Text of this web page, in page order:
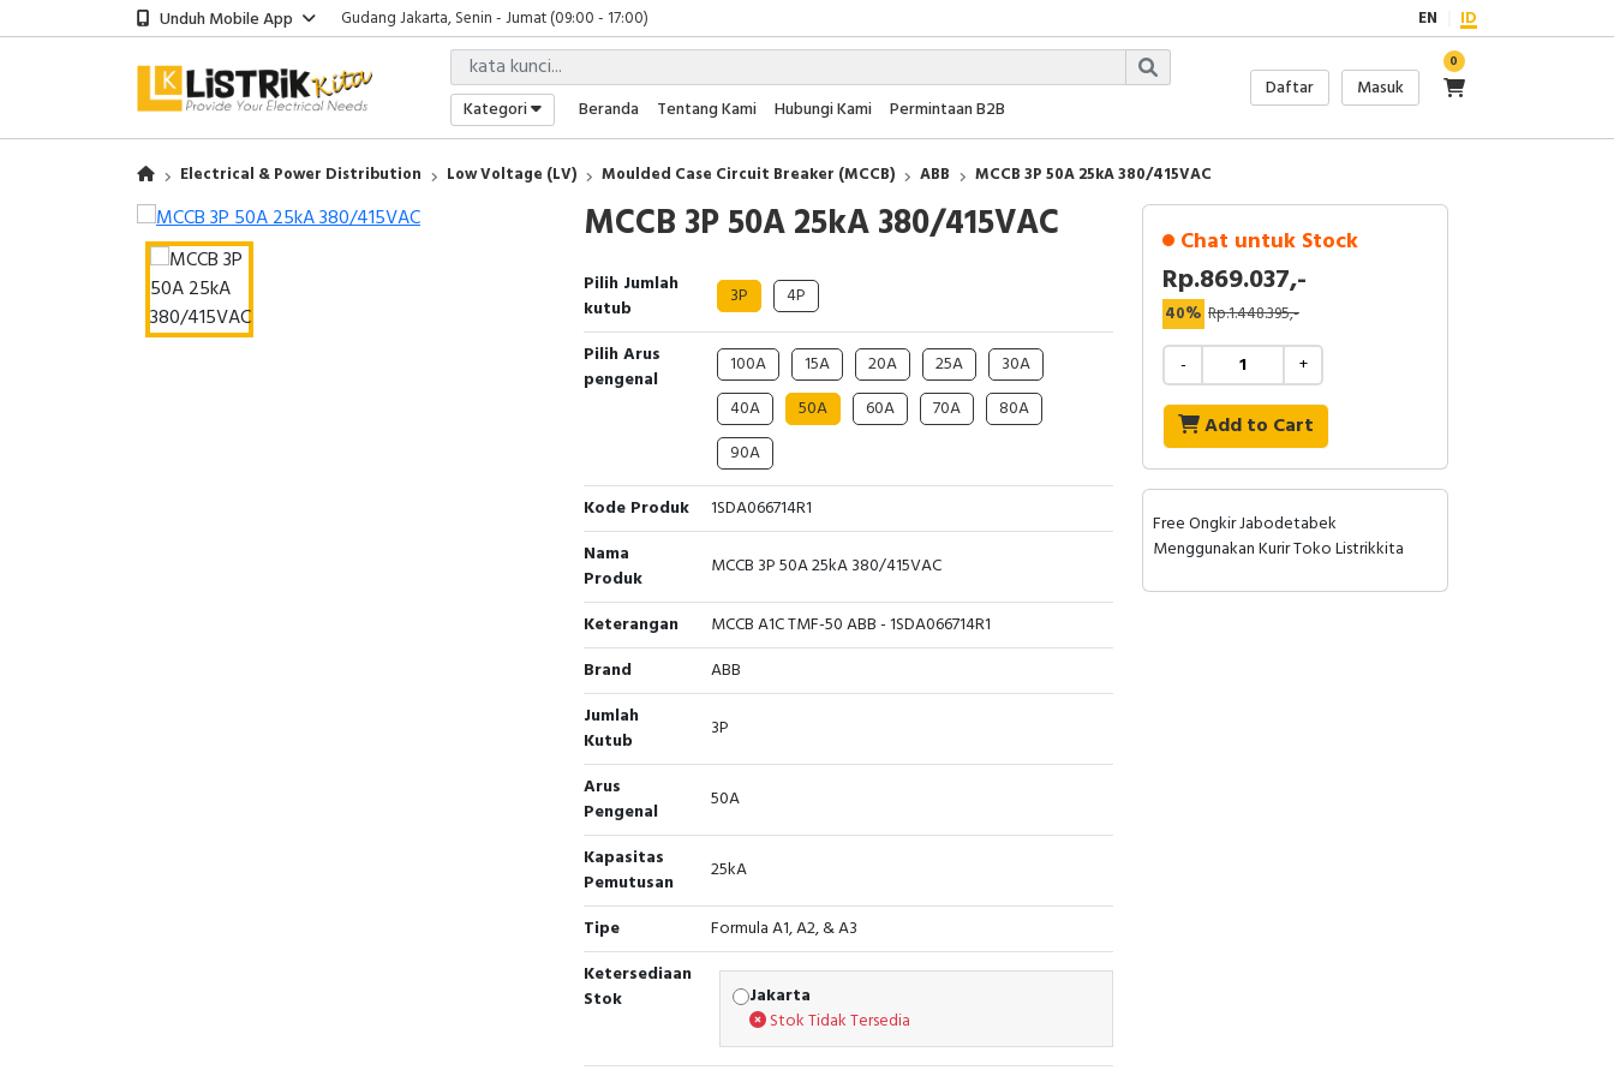
Unduh Mobile App
Gudang Jakarta, Senin - Jumat (09:00 - 17:00)
Showroom Bali, Senin - Jumat (09:00 - 17:00)
Kantor Jakarta, Senin - Jumat (08:00 - 17:00)
Gudang Jakarta, Senin - Jumat (09:00 - 17:00)
Showroom Bali, Senin - Jumat (09:00 - 17:00)
EN ID
Kategori Beranda Tentang Kami Hubungi Kami Permintaan B2B
Daftar Masuk
0
Electrical & Power Distribution Low Voltage (LV) Moulded Case Circuit Breaker (MCCB) ABB MCCB 3P 50A 25kA 380/415VAC
MCCB 3P 50A 25kA 380/415VAC
Pilih Jumlah
kutub
3P 4P
Pilih Arus
pengenal
100A 15A 20A 25A
30A
40A
50A 60A 70A
80A
90A
Kode Produk
1SDA066714R1
Nama
Produk
MCCB 3P 50A 25kA 380/415VAC
Keterangan
MCCB A1C TMF-50 ABB - 1SDA066714R1
Brand
ABB
Jumlah
Kutub
3P
Arus
Pengenal
50A
Kapasitas
Pemutusan
25kA
Tipe
Formula A1, A2, & A3
Ketersediaan
Stok
Jakarta
Stok Tidak Tersedia
Chat untuk Stock
Rp.869.037,-
40% Rp.1.448.395,-
- +
Add to Cart
Free Ongkir Jabodetabek
Menggunakan Kurir Toko Listrikkita